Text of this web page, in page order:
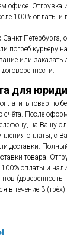
офисе. Отгрузка
100% оплаты и
Петербурга,
погреб курьеру
или
для
товар по
счёта. После
на Вашу
оплаты, с
доставки.
товара.
100% оплаты и
в течение 3